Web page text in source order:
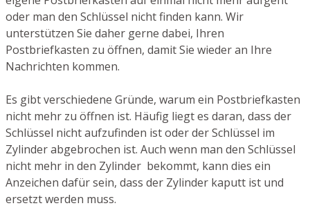
oder man den Schlüssel nicht finden kann. Wir
unterstützen Sie daher gerne dabei, Ihren
Postbriefkasten zu öffnen, damit Sie wieder an Ihre
Nachrichten kommen.
Es gibt verschiedene Gründe, warum ein Postbriefkasten
nicht mehr zu öffnen ist. Häufig liegt es daran, dass der
Schlüssel nicht aufzufinden ist oder der Schlüssel im
Zylinder abgebrochen ist. Auch wenn man den Schlüssel
nicht mehr in den Zylinder bekommt, kann dies ein
Anzeichen dafür sein, dass der Zylinder kaputt ist und
ersetzt werden muss.